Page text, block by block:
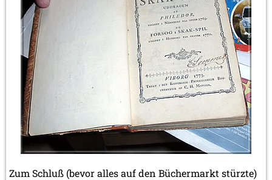
Zum Schluß (bevor alles auf den Büchermarkt stürzte)